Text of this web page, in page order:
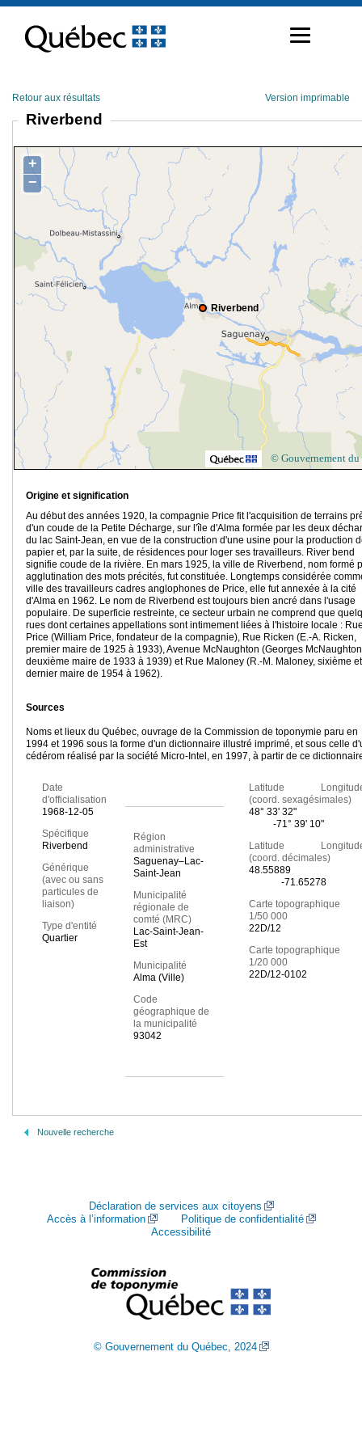
contenu
Retour aux résultats Version imprimable
Riverbend
Riverbend
+
−
© Gouvernement du
Origine et signification
Au début des années 1920, la compagnie Price fit l'acquisition de terrains
d'un coude de la Petite Décharge, sur l'île d'Alma formée par les deux
du lac Saint-Jean, en vue de la construction d'une usine pour la production
papier et, par la suite, de résidences pour loger ses travailleurs. River bend
signifie coude de la rivière. En mars 1925, la ville de Riverbend, nom formé
agglutination des mots précités, fut constituée. Longtemps considérée
ville des travailleurs cadres anglophones de Price, elle fut annexée à la cité
d'Alma en 1962. Le nom de Riverbend est toujours bien ancré dans l'usage
populaire. De superficie restreinte, ce secteur urbain ne comprend que
rues dont certaines appellations sont intimement liées à l'histoire locale :
Price (William Price, fondateur de la compagnie), Rue Ricken (E.-A. Ricken,
premier maire de 1925 à 1933), Avenue McNaughton (Georges
deuxième maire de 1933 à 1939) et Rue Maloney (R.-M. Maloney, sixième et
dernier maire de 1954 à 1962).
Sources
Noms et lieux du Québec, ouvrage de la Commission de toponymie paru en
1994 et 1996 sous la forme d'un dictionnaire illustré imprimé, et sous celle
cédérom réalisé par la société Micro-Intel, en 1997, à partir de ce
Date
d'officialisation
1968-12-05
Spécifique
Riverbend
Générique
(avec ou sans
particules de
liaison)
Type d'entité
Quartier
Région
administrative
Saguenay–Lac-
Saint-Jean
Municipalité
régionale de
comté (MRC)
Lac-Saint-Jean-
Est
Municipalité
Alma (Ville)
Code
géographique de
la municipalité
93042
Latitude
(coord. sexagésimales)
48° 33' 32"
-71° 39' 10"
Latitude
(coord. décimales)
48.55889
-71.65278
Carte topographique
1/50 000
22D/12
Carte topographique
1/20 000
22D/12-0102
Nouvelle recherche
Déclaration de services aux citoyens
Accès à l’information
Politique de confidentialité
Accessibilité
© Gouvernement du Québec, 2024